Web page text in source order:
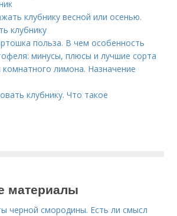
клубнику весной или осенью.
клубнику
польза. В чем особенность
минусы, плюсы и лучшие сорта
лимона. Назначение
клубнику. Что такое
материалы
черной смородины. Есть ли смысл